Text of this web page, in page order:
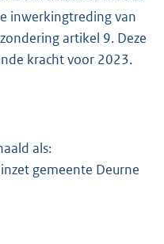
inwerkingtreding van
artikel 9. Deze
kracht voor 2023.
als:
gemeente Deurne